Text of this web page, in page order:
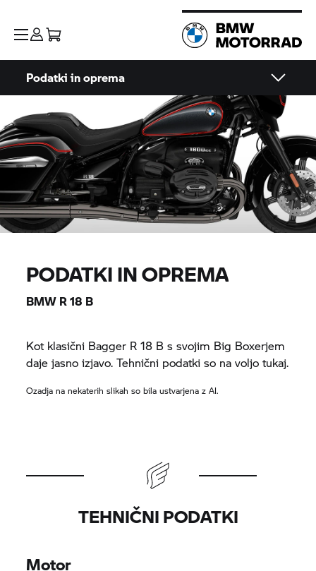
Podatki in oprema
PODATKI IN OPREMA
BMW R 18 B
Kot klasični Bagger R 18 B s svojim Big Boxerjem
daje jasno izjavo. Tehnični podatki so na voljo tukaj.
Ozadja na nekaterih slikah so bila ustvarjena z AI.
TEHNIČNI PODATKI
Motor